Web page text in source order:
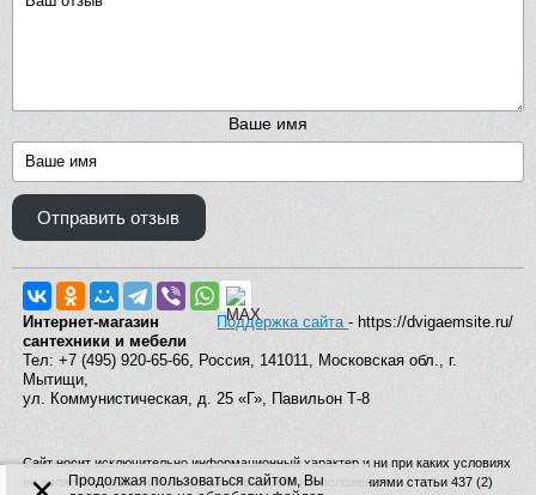
Ваше имя
Отправить отзыв
Поддержка сайта- https://dvigaemsite.ru/
Интернет-магазин
сантехники и мебели
Тел: +7 (495) 920-65-66, Россия, 141011, Московская обл., г.
Мытищи,
ул. Коммунистическая, д. 25 «Г», Павильон Т-8
Сайт носит исключительно информационный характер и ни при каких условиях
не является публичной офертой, определяемой положениями статьи 437 (2)
Продолжая пользоваться сайтом, Вы